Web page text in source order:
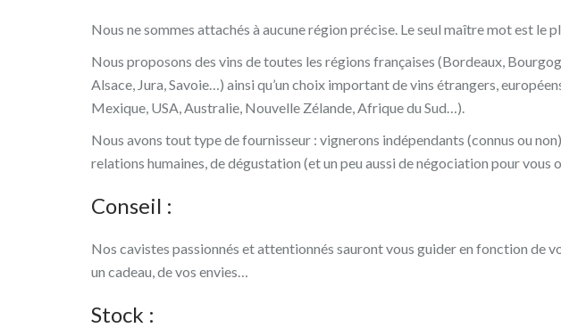
Nous ne sommes attachés à aucune région précise. Le seul maître mot est le
Nous proposons des vins de toutes les régions françaises (Bordeaux,
Alsace, Jura, Savoie…) ainsi qu’un choix important de vins étrangers,
Mexique, USA, Australie, Nouvelle Zélande, Afrique du Sud…).
Nous avons tout type de fournisseur : vignerons indépendants (connus ou
relations humaines, de dégustation (et un peu aussi de négociation pour
Conseil :
Nos cavistes passionnés et attentionnés sauront vous guider en fonction de
un cadeau, de vos envies…
Stock :